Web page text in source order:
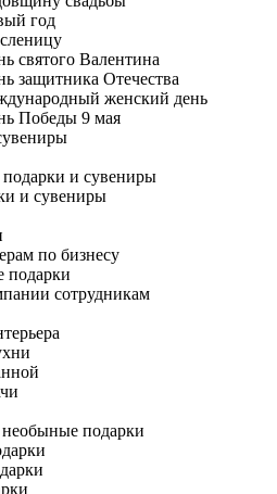
год
святого Валентина
защитника Отечества
женский день
Победы 9 мая
и сувениры
и сувениры
по бизнесу
подарки
сотрудникам
подарки